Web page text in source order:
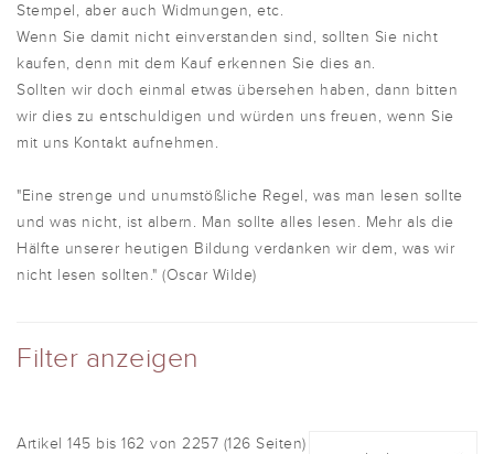
Stempel, aber auch Widmungen, etc.
Wenn Sie damit nicht einverstanden sind, sollten Sie nicht
kaufen, denn mit dem Kauf erkennen Sie dies an.
Sollten wir doch einmal etwas übersehen haben, dann bitten
wir dies zu entschuldigen und würden uns freuen, wenn Sie
mit uns Kontakt aufnehmen.
"Eine strenge und unumstößliche Regel, was man lesen sollte
und was nicht, ist albern. Man sollte alles lesen. Mehr als die
Hälfte unserer heutigen Bildung verdanken wir dem, was wir
nicht lesen sollten." (Oscar Wilde)
Filter anzeigen
Artikel 145 bis 162 von 2257 (126 Seiten)